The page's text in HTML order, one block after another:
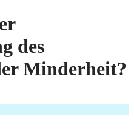
des
Minderheit?